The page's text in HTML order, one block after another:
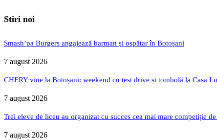
Stiri noi
Smash’pa Burgers angajează barman și ospătar în Botoșani
7 august 2026
CHERY vine la Botoșani: weekend cu test drive și tombolă la Casa
7 august 2026
Trei eleve de liceu au organizat cu succes cea mai mare competiție
7 august 2026